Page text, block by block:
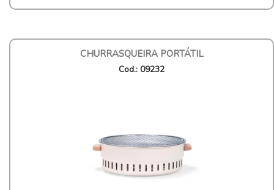
CHURRASQUEIRA PORTÁTIL
Cod.: 09232